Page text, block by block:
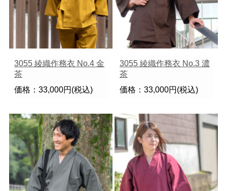
3055 綾織作務衣 No.4 金
茶
価格：33,000円(税込)
3055 綾織作務衣 No.3 濃
茶
価格：33,000円(税込)